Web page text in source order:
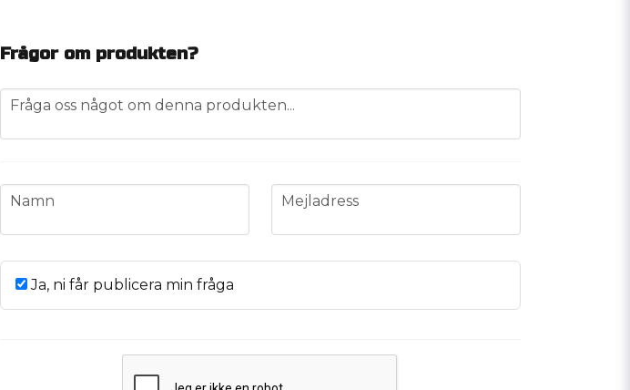
Frågor om produkten?
question
Fråga oss något om denna produkten...
name
Namn email
Mejladress
Ja, ni får publicera min fråga